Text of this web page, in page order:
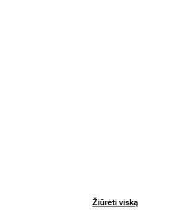
Žiūrėti viską